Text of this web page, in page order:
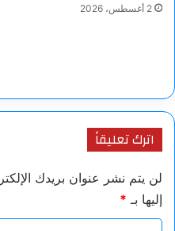
2 أغسطس، 2026
اترك تعليقاً
لن يتم نشر عنوان بريدك
إليها بـ *